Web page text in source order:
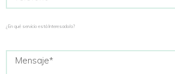
¿En qué servicio está Interesado/a?